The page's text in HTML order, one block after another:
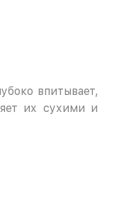
впитывает,
их сухими и